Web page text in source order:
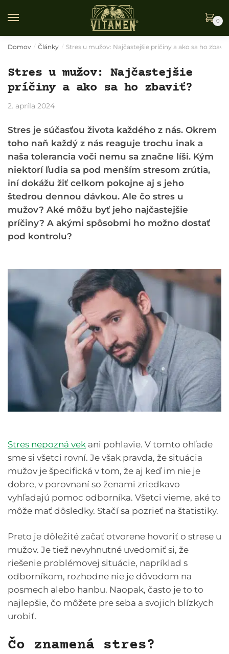
0
Domov / Články / Stres u mužov: Najčastejšie príčiny a ako sa ho
Stres u mužov: Najčastejšie
príčiny a ako sa ho zbaviť?
2. apríla 2024
Stres je súčasťou života každého z nás. Okrem
toho naň každý z nás reaguje trochu inak a
naša tolerancia voči nemu sa značne líši. Kým
niektorí ľudia sa pod menším stresom zrútia,
iní dokážu žiť celkom pokojne aj s jeho
štedrou dennou dávkou. Ale čo stres u
mužov? Aké môžu byť jeho najčastejšie
príčiny? A akými spôsobmi ho možno dostať
pod kontrolu?
Stres nepozná vek ani pohlavie. V tomto ohľade
sme si všetci rovní. Je však pravda, že situácia
mužov je špecifická v tom, že aj keď im nie je
dobre, v porovnaní so ženami zriedkavo
vyhľadajú pomoc odborníka. Všetci vieme, aké to
môže mať dôsledky. Stačí sa pozrieť na štatistiky.
Preto je dôležité začať otvorene hovoriť o strese u
mužov. Je tiež nevyhnutné uvedomiť si, že
riešenie problémovej situácie, napríklad s
odborníkom, rozhodne nie je dôvodom na
posmech alebo hanbu. Naopak, často je to to
najlepšie, čo môžete pre seba a svojich blízkych
urobiť.
Čo znamená stres?